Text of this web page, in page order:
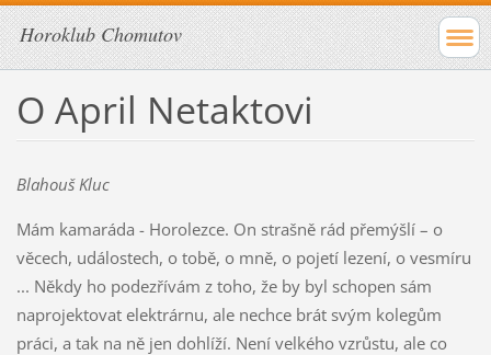
Horoklub Chomutov
O April Netaktovi
Blahouš Kluc
Mám kamaráda - Horolezce. On strašně rád přemýšlí – o
věcech, událostech, o tobě, o mně, o pojetí lezení, o vesmíru
... Někdy ho podezřívám z toho, že by byl schopen sám
naprojektovat elektrárnu, ale nechce brát svým kolegům
práci, a tak na ně jen dohlíží. Není velkého vzrůstu, ale co